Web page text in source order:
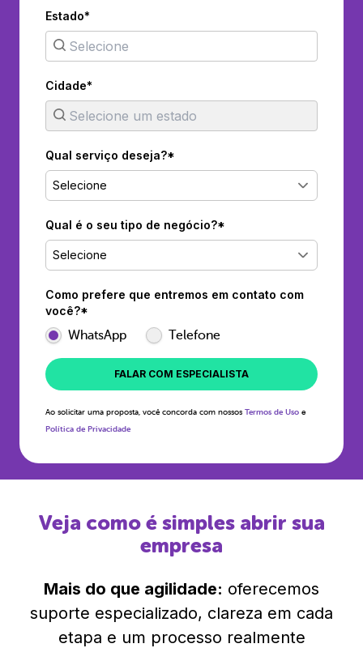
Estado*
Cidade*
Qual serviço deseja?*
Selecione
Qual é o seu tipo de negócio?*
Selecione
Como prefere que entremos em contato com
você?*
WhatsApp Telefone
FALAR COM ESPECIALISTA
Ao solicitar uma proposta, você concorda com nossos Termos de Uso e
Política de Privacidade
Veja como é simples abrir sua
empresa
Mais do que agilidade: oferecemos
suporte especializado, clareza em cada
etapa e um processo realmente